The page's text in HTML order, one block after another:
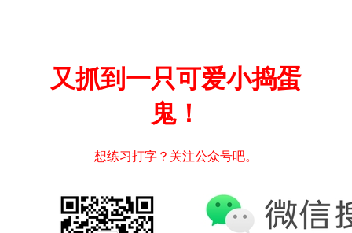
又抓到一只可爱小捣蛋
鬼！
想练习打字？关注公众号吧。